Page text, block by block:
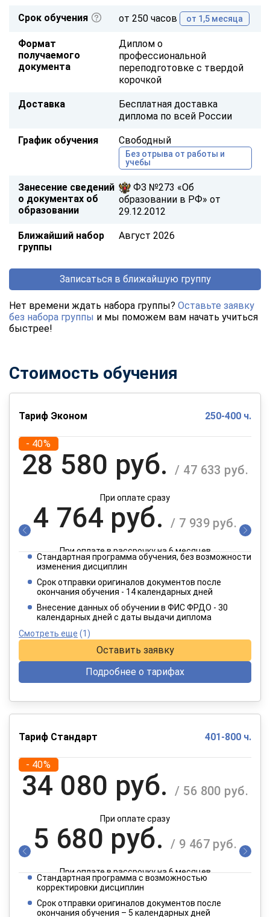
Срок обучения от 250 часов от 1,5 месяца
Формат
получаемого
документа
Диплом о
профессиональной
переподготовке с твердой
корочкой
Доставка
Бесплатная доставка
диплома по всей России
График обучения Свободный
Без отрыва от работы и
учебы
Занесение сведений
о документах об
образовании
ФЗ №273 «Об
образовании в РФ» от
29.12.2012
Ближайший набор
группы
Август 2026
Записаться в ближайшую группу
Нет времени ждать набора группы? Оставьте заявку
без набора группы и мы поможем вам начать учиться
быстрее!
Стоимость обучения
Тариф Эконом 250-400 ч.
- 40%
28 580 руб. / 47 633 руб.
При оплате сразу
4 764 руб. / 7 939 руб.
При оплате в рассрочку на 6 месяцев
2 382 руб.
При оплате в рассрочку на 12 месяцев
Стандартная программа обучения, без возможности
изменения дисциплин
Срок отправки оригиналов документов после
окончания обучения - 14 календарных дней
Внесение данных об обучении в ФИС ФРДО - 30
календарных дней с даты выдачи диплома
Смотреть еще (1)
Оставить заявку
Подробнее о тарифах
Тариф Стандарт 401-800 ч.
- 40%
34 080 руб. / 56 800 руб.
При оплате сразу
5 680 руб. / 9 467 руб.
При оплате в рассрочку на 6 месяцев
2 840 руб.
Стандартная программа с возможностью
корректировки дисциплин
Срок отправки оригиналов документов после
окончания обучения – 5 календарных дней